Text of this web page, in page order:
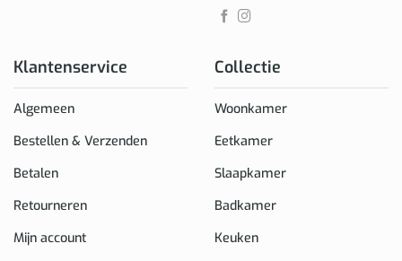
Klantenservice
Algemeen
Bestellen & Verzenden
Betalen
Retourneren
Mijn account
Collectie
Woonkamer
Eetkamer
Slaapkamer
Badkamer
Keuken